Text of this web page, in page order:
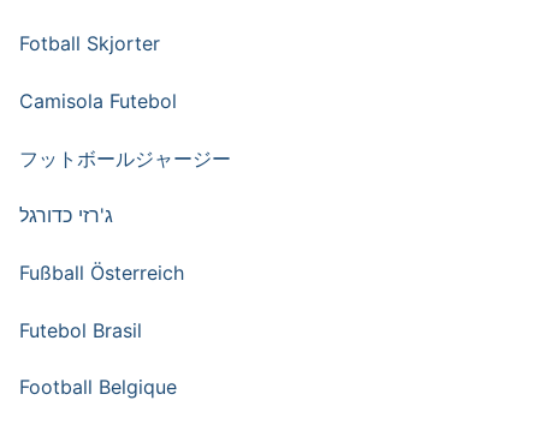
Fotball Skjorter
Camisola Futebol
フットボールジャージー
ג'רזי כדורגל
Fußball Österreich
Futebol Brasil
Football Belgique